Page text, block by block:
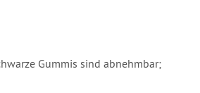
Gummis sind abnehmbar;